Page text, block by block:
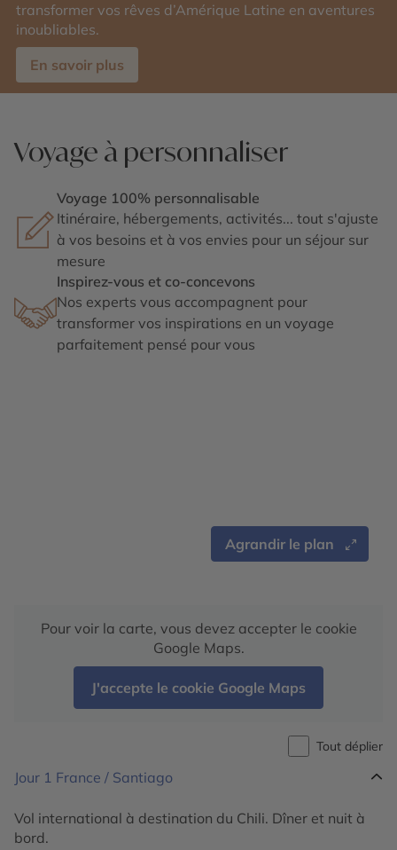
transformer vos rêves d’Amérique Latine en aventures
inoubliables.
En savoir plus
Voyage à personnaliser
Voyage 100% personnalisable
Itinéraire, hébergements, activités... tout s'ajuste
à vos besoins et à vos envies pour un séjour sur
mesure
Inspirez-vous et co-concevons
Nos experts vous accompagnent pour
transformer vos inspirations en un voyage
parfaitement pensé pour vous
Agrandir le plan
Pour voir la carte, vous devez accepter le cookie
Google Maps.
J'accepte le cookie Google Maps
Tout déplier
Jour 1 France / Santiago
Vol international à destination du Chili. Dîner et nuit à
bord.